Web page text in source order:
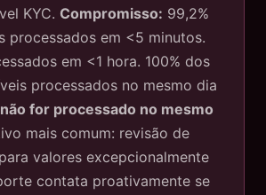
KYC. Compromisso: 99,2%
processados em <5 minutos.
em <1 hora. 100% dos
processados no mesmo dia
for processado no mesmo
mais comum: revisão de
valores excepcionalmente
contata proativamente se